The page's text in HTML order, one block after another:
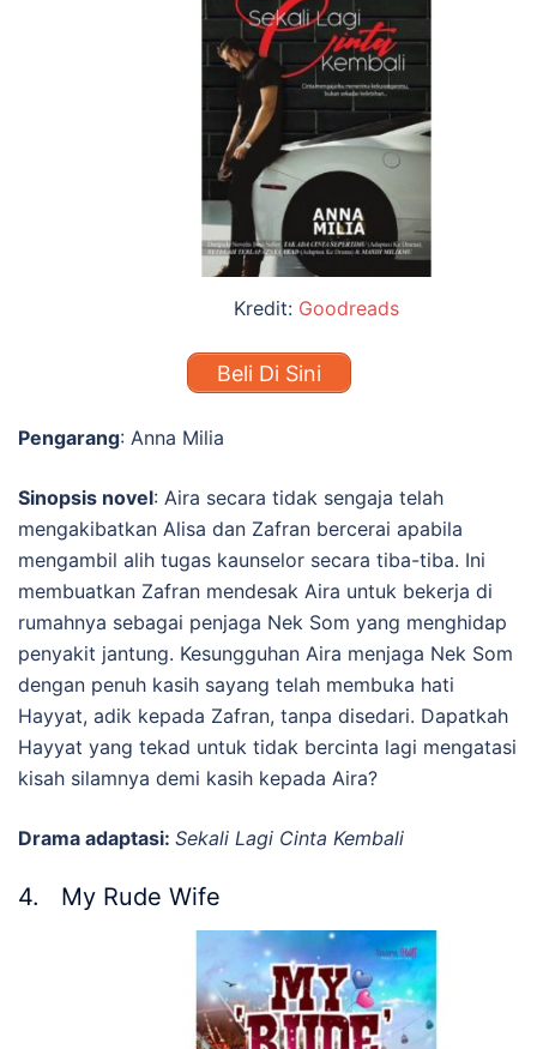
Kredit: Goodreads
Beli Di Sini
Pengarang: Anna Milia
Sinopsis novel: Aira secara tidak sengaja telah
mengakibatkan Alisa dan Zafran bercerai apabila
mengambil alih tugas kaunselor secara tiba-tiba. Ini
membuatkan Zafran mendesak Aira untuk bekerja di
rumahnya sebagai penjaga Nek Som yang menghidap
penyakit jantung. Kesungguhan Aira menjaga Nek Som
dengan penuh kasih sayang telah membuka hati
Hayyat, adik kepada Zafran, tanpa disedari. Dapatkah
Hayyat yang tekad untuk tidak bercinta lagi mengatasi
kisah silamnya demi kasih kepada Aira?
Drama adaptasi: Sekali Lagi Cinta Kembali
4. My Rude Wife